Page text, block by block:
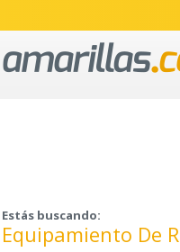
Estás buscando:
Equipamiento De